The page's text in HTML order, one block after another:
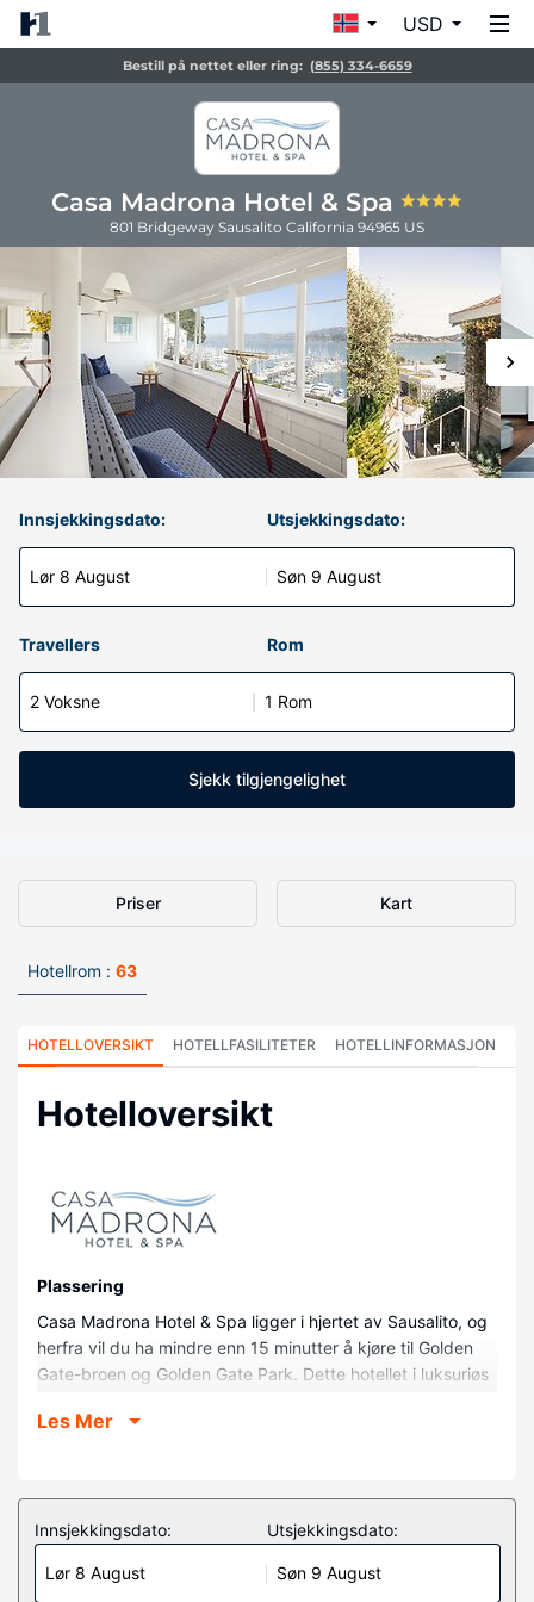
USD
Bestill på nettet eller ring: (855) 334-6659
Casa Madrona Hotel & Spa
801 Bridgeway Sausalito California 94965 US
Innsjekkingsdato:
Lør 8 August
Utsjekkingsdato:
Søn 9 August
Travellers Rom
2 Voksne 1 Rom
Sjekk tilgjengelighet
Priser Kart
Hotellrom : 63
HOTELLOVERSIKT HOTELLFASILITETER HOTELLINFORMASJON
Hotelloversikt
Plassering
Casa Madrona Hotel & Spa ligger i hjertet av Sausalito, og
herfra vil du ha mindre enn 15 minutter å kjøre til Golden
Gate-broen og Golden Gate Park. Dette hotellet i luksuriøs
(8,2 km) unna Rodeo Beach.
Føl deg som hjemme i et av de 63 gjesterommene, som er
individuelt dekorert og utstyrt med iPod-dokkingstasjon
og LCD-TV. Du kan holde deg oppdatert med wi-fi
(inkludert) på rommet, og underholdningen er sikret med
Les Mer
Innsjekkingsdato:
Lør 8 August
Utsjekkingsdato:
Søn 9 August